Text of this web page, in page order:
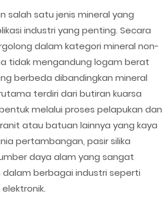
salah satu jenis mineral yang
industri yang penting. Secara
dalam kategori mineral non-
tidak mengandung logam berat
berbeda dibandingkan mineral
terdiri dari butiran kuarsa
melalui proses pelapukan dan
atau batuan lainnya yang kaya
pertambangan, pasir silika
daya alam yang sangat
dalam berbagai industri seperti